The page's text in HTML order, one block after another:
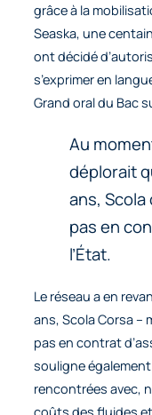
grâce à la
Seaska, une
ont décidé
s’exprimer en
Grand oral du Bac
Au
déplorait
ans,
pas en
l’État.
Le réseau a en
ans, Scola Corsa –
pas en contrat
souligne
rencontrées avec,
coûts des fluides